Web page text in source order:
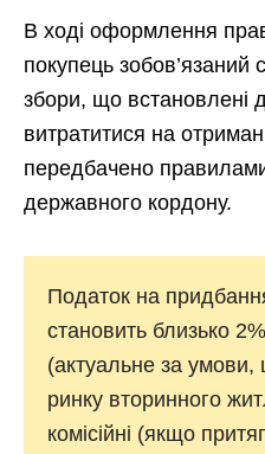
В ході оформлення
покупець зобов’язаний
збори, що встановлені
витратитися на
передбачено
державного кордону.
Податок на
становить близько
(актуальне за умови,
ринку вторинного
комісійні (якщо